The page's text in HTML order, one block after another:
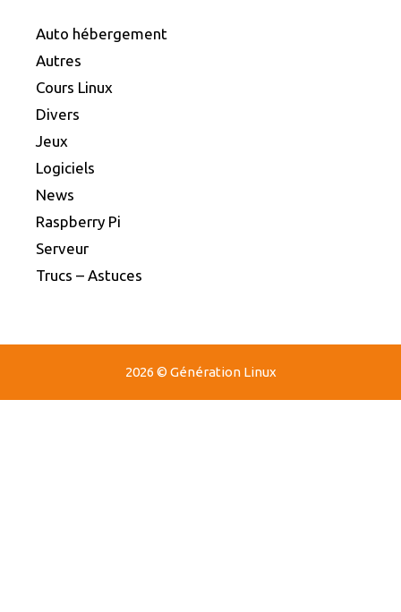
Auto hébergement
Autres
Cours Linux
Divers
Jeux
Logiciels
News
Raspberry Pi
Serveur
Trucs – Astuces
2026 © Génération Linux